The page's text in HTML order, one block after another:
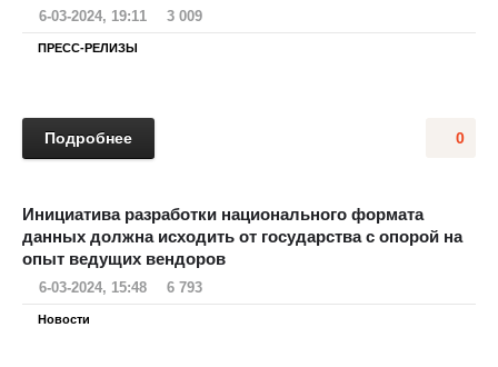
6-03-2024, 19:11 3 009
ПРЕСС-РЕЛИЗЫ
0
Подробнее
Инициатива разработки национального формата
данных должна исходить от государства с опорой на
опыт ведущих вендоров
6-03-2024, 15:48 6 793
Новости